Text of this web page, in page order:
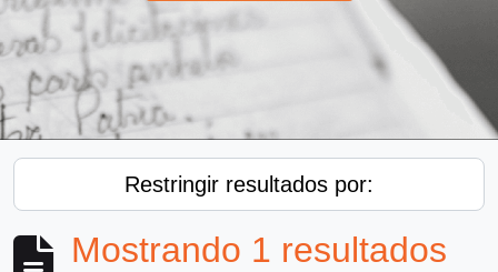
Restringir resultados por:
Mostrando 1 resultados